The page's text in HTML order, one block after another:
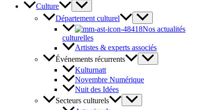
Culture
Département culturel
Nos actualités
culturelles
Artistes & experts associés
Événements récurrents
Kulturnatt
Novembre Numérique
Nuit des Idées
Secteurs culturels